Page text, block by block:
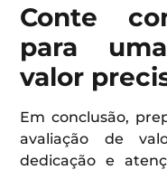
Conte
para
valor
Em conclusão,
avaliação de
dedicação e